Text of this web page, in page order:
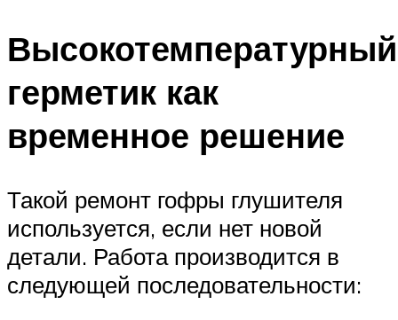
Высокотемпературный
герметик как
временное решение
Такой ремонт гофры глушителя
используется, если нет новой
детали. Работа производится в
следующей последовательности: